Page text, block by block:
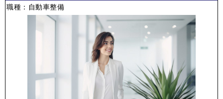
職種：自動車整備